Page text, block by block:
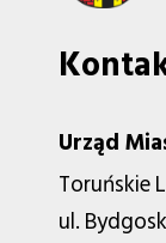
Urząd
Toruńskie
ul.